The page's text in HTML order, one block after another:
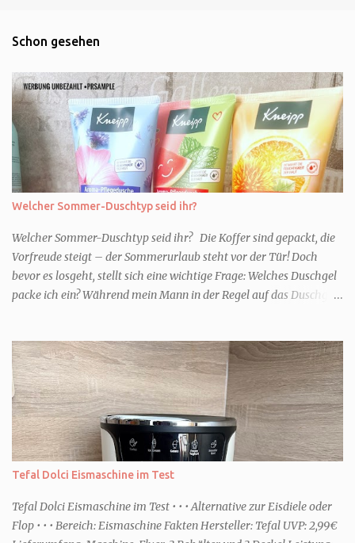
Schon gesehen
Welcher Sommer-Duschtyp seid ihr?
Welcher Sommer-Duschtyp seid ihr? Die Koffer sind gepackt, die
Vorfreude steigt – der Sommerurlaub steht vor der Tür! Doch
bevor es losgeht, stellt sich eine wichtige Frage: Welches Duschgel
packe ich ein? Während mein Mann in der Regel auf das Duschgel
Urlaub Entspannung und Wellness. Falls ihr ähnlich denkt, lasst
uns doch herausfinden, welcher Duschtyp ihr seid. TYP
GENIESSER Egal, ob Strand oder Städtetrip - für euch gehört
gutes Essen, ein guter Wein oder Cocktail, vielleicht ein gutes Buch
dazu. Ihr liebt es Sonnenuntergänge zu beobachten und genießt
einfach jeden Moment. Dann seid ihr wie ich der Typ Genießer.
Hier empfehle ich tatsächlich Düfte die zur Jahreszeit passen, weil
einem frisch-fruchtigen Duft, wie die Kneipp Aroma-Pflegedusche
“ Sommer Flirt ...
Tefal Dolci Eismaschine im Test
Tefal Dolci Eismaschine im Test • • • Alternative zur Eisdiele oder
Flop • • • Bereich: Eismaschine Fakten Hersteller: Tefal UVP: 2,99€